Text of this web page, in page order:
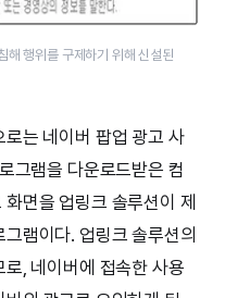
해 행위를 구제하기 위해 신설된
는 네이버 팝업 광고 사
그램을 다운로드받은 컴
면을 업링크 솔루션이 제
램이다. 업링크 솔루션의
, 네이버에 접속한 사용